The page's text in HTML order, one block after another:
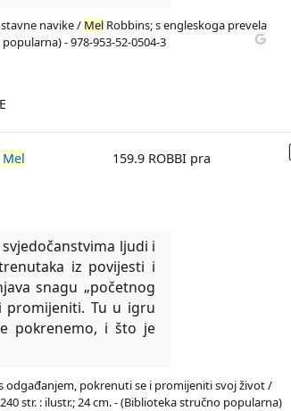
navike / Mel Robbins; s engleskoga prevela
popularna) - 978-953-52-0504-3
Mel 159.9 ROBBI pra
ljudi i
iz povijesti i
snagu „početnog
promijeniti. Tu u igru
pokrenemo, i što je
odgađanjem, pokrenuti se i promijeniti svoj život /
str. : ilustr.; 24 cm. - (Biblioteka stručno popularna)